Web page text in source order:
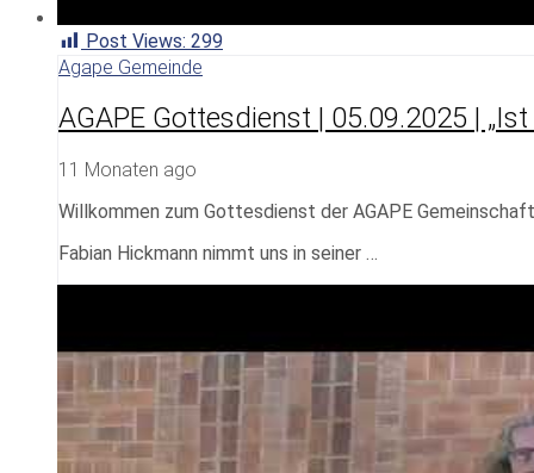
Post Views: 299
Agape Gemeinde
AGAPE Gottesdienst | 05.09.2025 |
11 Monaten ago
Willkommen zum Gottesdienst der AGAPE
Fabian Hickmann nimmt uns in seiner …